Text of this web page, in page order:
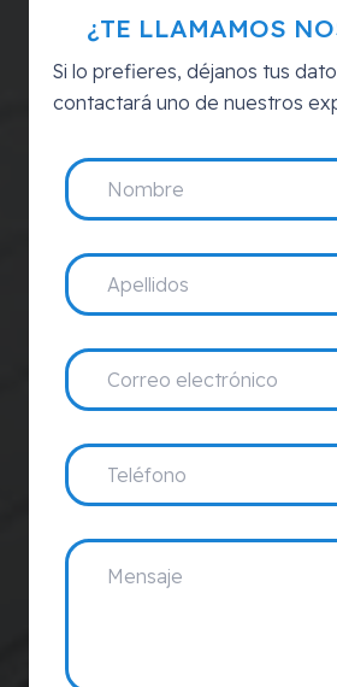
¿TE LLAMAMOS
Si lo prefieres, déjanos tus
contactará uno de nuestros